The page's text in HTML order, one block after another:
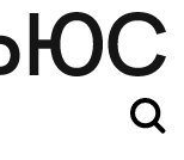
могут